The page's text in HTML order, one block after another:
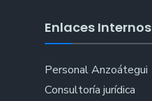
Enlaces Internos
Personal Anzoátegui
Consultoría jurídica